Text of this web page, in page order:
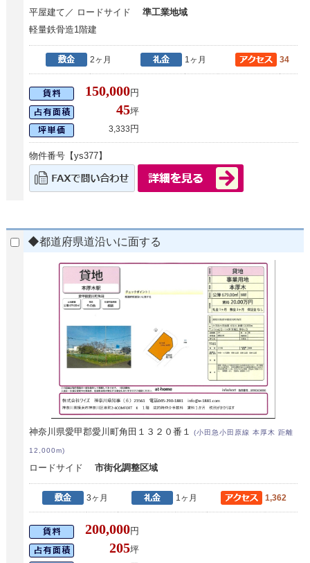
平屋建て／ ロードサイド準工業地域
軽量鉄骨造1階建
2ヶ月 1ヶ月 34
150,000円
45坪
3,333 円
物件番号【ys377】
◆都道府県道沿いに面する
神奈川県愛甲郡愛川町角田１３２０番１(小田急小田原線 本厚木 距離
12,000m)
ロードサイド市街化調整区域
3ヶ月 1ヶ月 1,362
200,000円
205坪